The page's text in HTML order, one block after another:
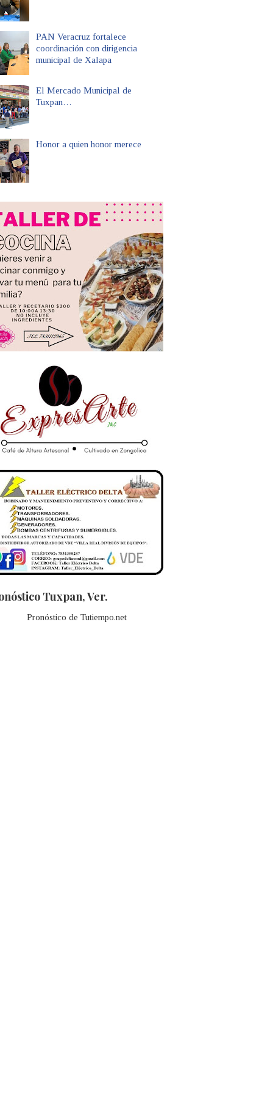
PAN Veracruz fortalece
coordinación con dirigencia
municipal de Xalapa
El Mercado Municipal de
Tuxpan…
Honor a quien honor merece
Tuxpan, Ver.
Pronóstico de Tutiempo.net